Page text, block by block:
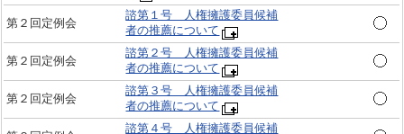
第２回定例会
諮第１号 人権擁護委員候補
者の推薦について
第２回定例会
諮第２号 人権擁護委員候補
者の推薦について
第２回定例会
諮第３号 人権擁護委員候補
者の推薦について
諮第４号 人権擁護委員候補